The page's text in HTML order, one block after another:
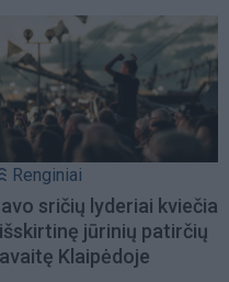
Renginiai
sričių lyderiai kviečia
jūrinių patirčių
Klaipėdoje